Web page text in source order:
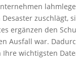
zuschlägt,
ergänzen den
Ausfall war.
wichtigsten